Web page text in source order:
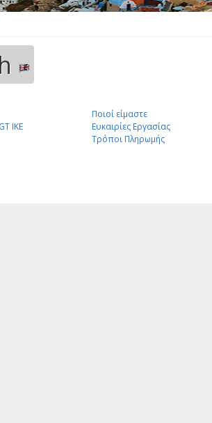
IKE
Ποιοί είμαστε
Ευκαιρίες Εργασίας
Τρόποι Πληρωμής